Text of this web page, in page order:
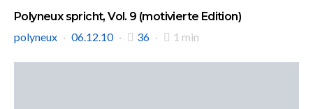
Polyneux spricht, Vol. 9 (motivierte Edition)
polyneux
06.12.10 36 1 min